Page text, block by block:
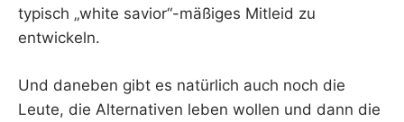
typisch „white savior“-mäßiges Mitleid zu
entwickeln.
Und daneben gibt es natürlich auch noch die
Leute, die Alternativen leben wollen und dann die